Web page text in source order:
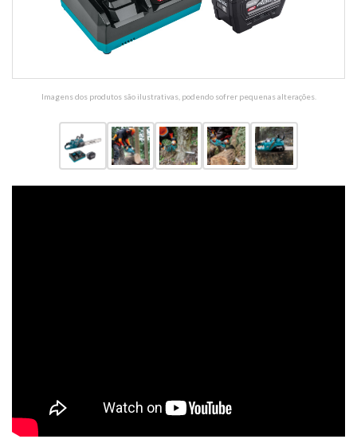
Imagens dos produtos são ilustrativas, podendo sofrer pequenas alterações.